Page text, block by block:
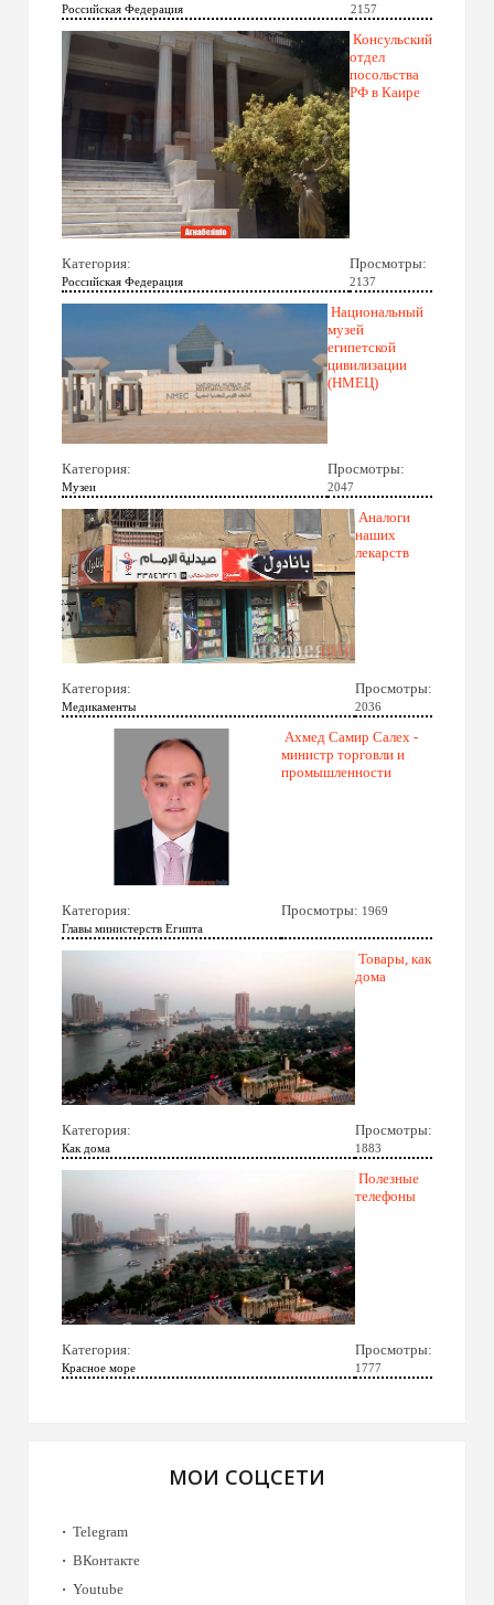
Российская Федерация 2157
Консульский
отдел
посольства
РФ в Каире
Категория:
Российская Федерация
Просмотры:
2137
Национальный
музей
египетской
цивилизации
(НМЕЦ)
Категория:
Музеи
Просмотры:
2047
Аналоги
наших
лекарств
Категория:
Медикаменты
Просмотры:
2036
Ахмед Самир Салех -
министр торговли и
промышленности
Категория:
Главы министерств Египта
Просмотры: 1969
Товары, как
дома
Категория:
Как дома
Просмотры:
1883
Полезные
телефоны
Категория:
Красное море
Просмотры:
1777
МОИ СОЦСЕТИ
Telegram
ВКонтакте
Youtube